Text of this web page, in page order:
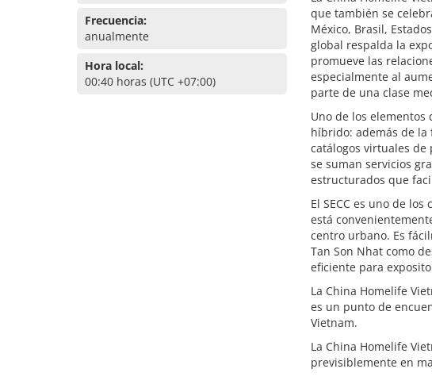
Frecuencia:
anualmente
Hora local:
00:40 horas (UTC +07:00)
que también se
México, Brasil,
global respalda la
promueve las
especialmente al
parte de una clase
Uno de los elementos
híbrido: además de la
catálogos virtuales
se suman servicios
estructurados que
El SECC es uno de
está
centro urbano. Es
Tan Son Nhat como
eficiente para
La China Homelife
es un punto de
Vietnam.
La China Homelife
previsiblemente en